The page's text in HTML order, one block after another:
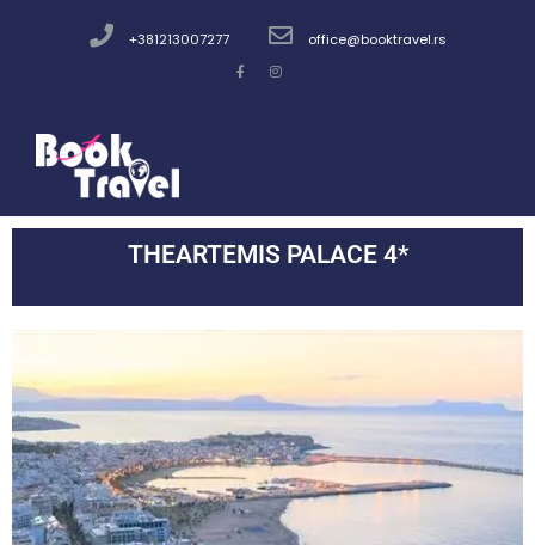
+381213007277 office@booktravel.rs
THEARTEMIS PALACE 4*